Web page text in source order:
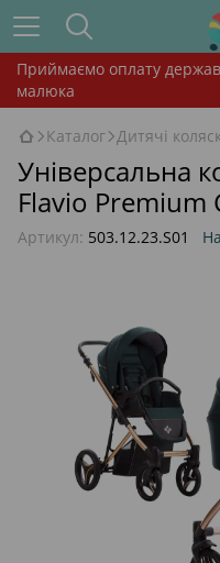
Приймаємо оплату
малюка
Каталог Дитячі
Універсальна
Flavio Premium
Артикул: 503.12.23.S01